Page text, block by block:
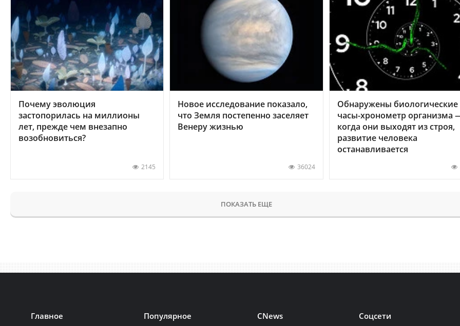
Почему эволюция
застопорилась на миллионы
лет, прежде чем внезапно
возобновиться?
2145
Новое исследование показало,
что Земля постепенно заселяет
Венеру жизнью
36024
Обнаружены биологические
часы-хронометр организма
когда они выходят из строя,
развитие человека
останавливается
ПОКАЗАТЬ ЕЩЕ
Главное Популярное CNews Соцсети